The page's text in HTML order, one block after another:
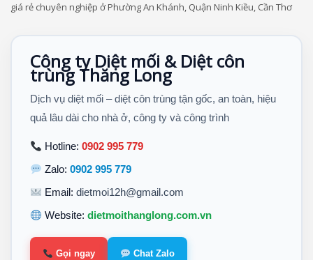
giá rẻ chuyên nghiệp ở Phường An Khánh, Quận Ninh Kiều, Cần Thơ
Công ty Diệt mối & Diệt côn
trùng Thăng Long
Dịch vụ diệt mối – diệt côn trùng tận gốc, an toàn, hiệu
quả lâu dài cho nhà ở, công ty và công trình
Hotline:0902 995 779
Zalo:0902 995 779
Email:dietmoi12h@gmail.com
Website:dietmoithanglong.com.vn
Gọi ngay Chat Zalo